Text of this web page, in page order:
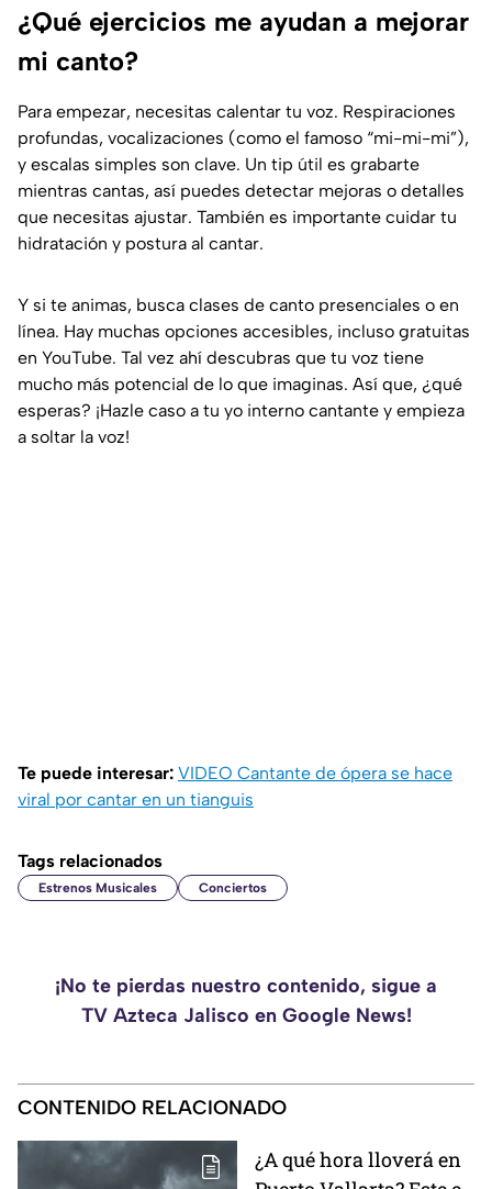
¿Qué ejercicios me ayudan a mejorar
mi canto?
Para empezar, necesitas calentar tu voz. Respiraciones
profundas, vocalizaciones (como el famoso “mi-mi-mi”),
y escalas simples son clave. Un tip útil es grabarte
mientras cantas, así puedes detectar mejoras o detalles
que necesitas ajustar. También es importante cuidar tu
hidratación y postura al cantar.
Y si te animas, busca clases de canto presenciales o en
línea. Hay muchas opciones accesibles, incluso gratuitas
en YouTube. Tal vez ahí descubras que tu voz tiene
mucho más potencial de lo que imaginas. Así que, ¿qué
esperas? ¡Hazle caso a tu yo interno cantante y empieza
a soltar la voz!
Te puede interesar: VIDEO Cantante de ópera se hace
viral por cantar en un tianguis
Tags relacionados
Estrenos Musicales Conciertos
¡No te pierdas nuestro contenido, sigue a
TV Azteca Jalisco en Google News!
CONTENIDO RELACIONADO
¿A qué hora lloverá en